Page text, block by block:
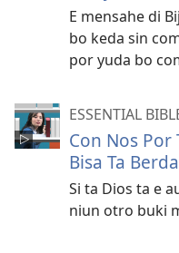
E mensahe di
bo keda sin
por yuda bo
ESSENTIAL
Con Nos Por
Bisa Ta
Si ta Dios ta e
niun otro buki